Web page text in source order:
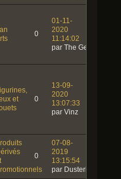
0
01-11-
2020
11:14:02
par The Geeky
et
0
13-09-
2020
13:07:33
par Vinz
0
07-08-
2019
13:15:54
par Dusteric